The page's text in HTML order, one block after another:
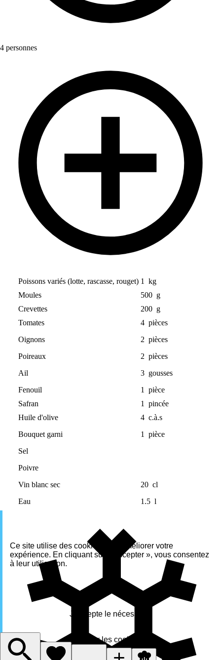
4 personnes
Poissons variés (lotte, rascasse, rouget) 1
kg
Moules
500 g
Crevettes
200 g
Tomates
4 pièces
Oignons
2 pièces
Poireaux
2 pièces
Ail
3 gousses
Fenouil
1
pièce
Safran
1
pincée
Huile d'olive
4 c.à.s
Bouquet garni
1
pièce
Sel
Poivre
Vin blanc sec
20 cl
Eau
1.5 l
Ce site utilise des cookies pour améliorer votre
expérience. En cliquant sur « Accepter », vous consentez
à leur utilisation.
J'accepte le nécessaire
Gérer les cookies